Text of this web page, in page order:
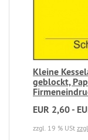
Kleine
geblockt,
EUR 2,60 -
zzgl. 19 % USt